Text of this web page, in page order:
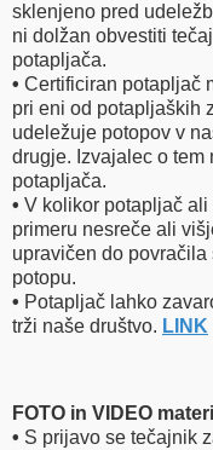
sklenjeno pred
ni dolžan obvestiti
potapljača.
• Certificiran potapljač
pri eni od potapljaških
udeležuje potopov v
drugje. Izvajalec o tem
potapljača.
• V kolikor potapljač
primeru nesreče ali
upravičen do
potopu.
• Potapljač lahko
trži naše društvo. LINK
FOTO in VIDEO
• S prijavo se tečajnik